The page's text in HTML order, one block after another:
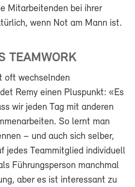
Mitarbeitenden bei ihrer
wenn Not am Mann ist.
TEAMWORK
oft wechselnden
Remy einen Pluspunkt: «Es
wir jeden Tag mit anderen
So lernt man
– und auch sich selber,
jedes Teammitglied individuell
Führungsperson manchmal
aber es ist interessant zu